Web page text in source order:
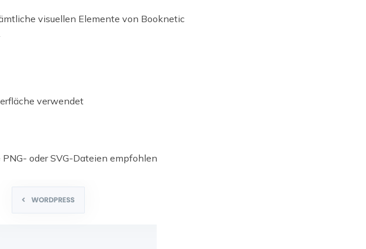
visuellen Elemente von Booknetic
verwendet
oder SVG-Dateien empfohlen